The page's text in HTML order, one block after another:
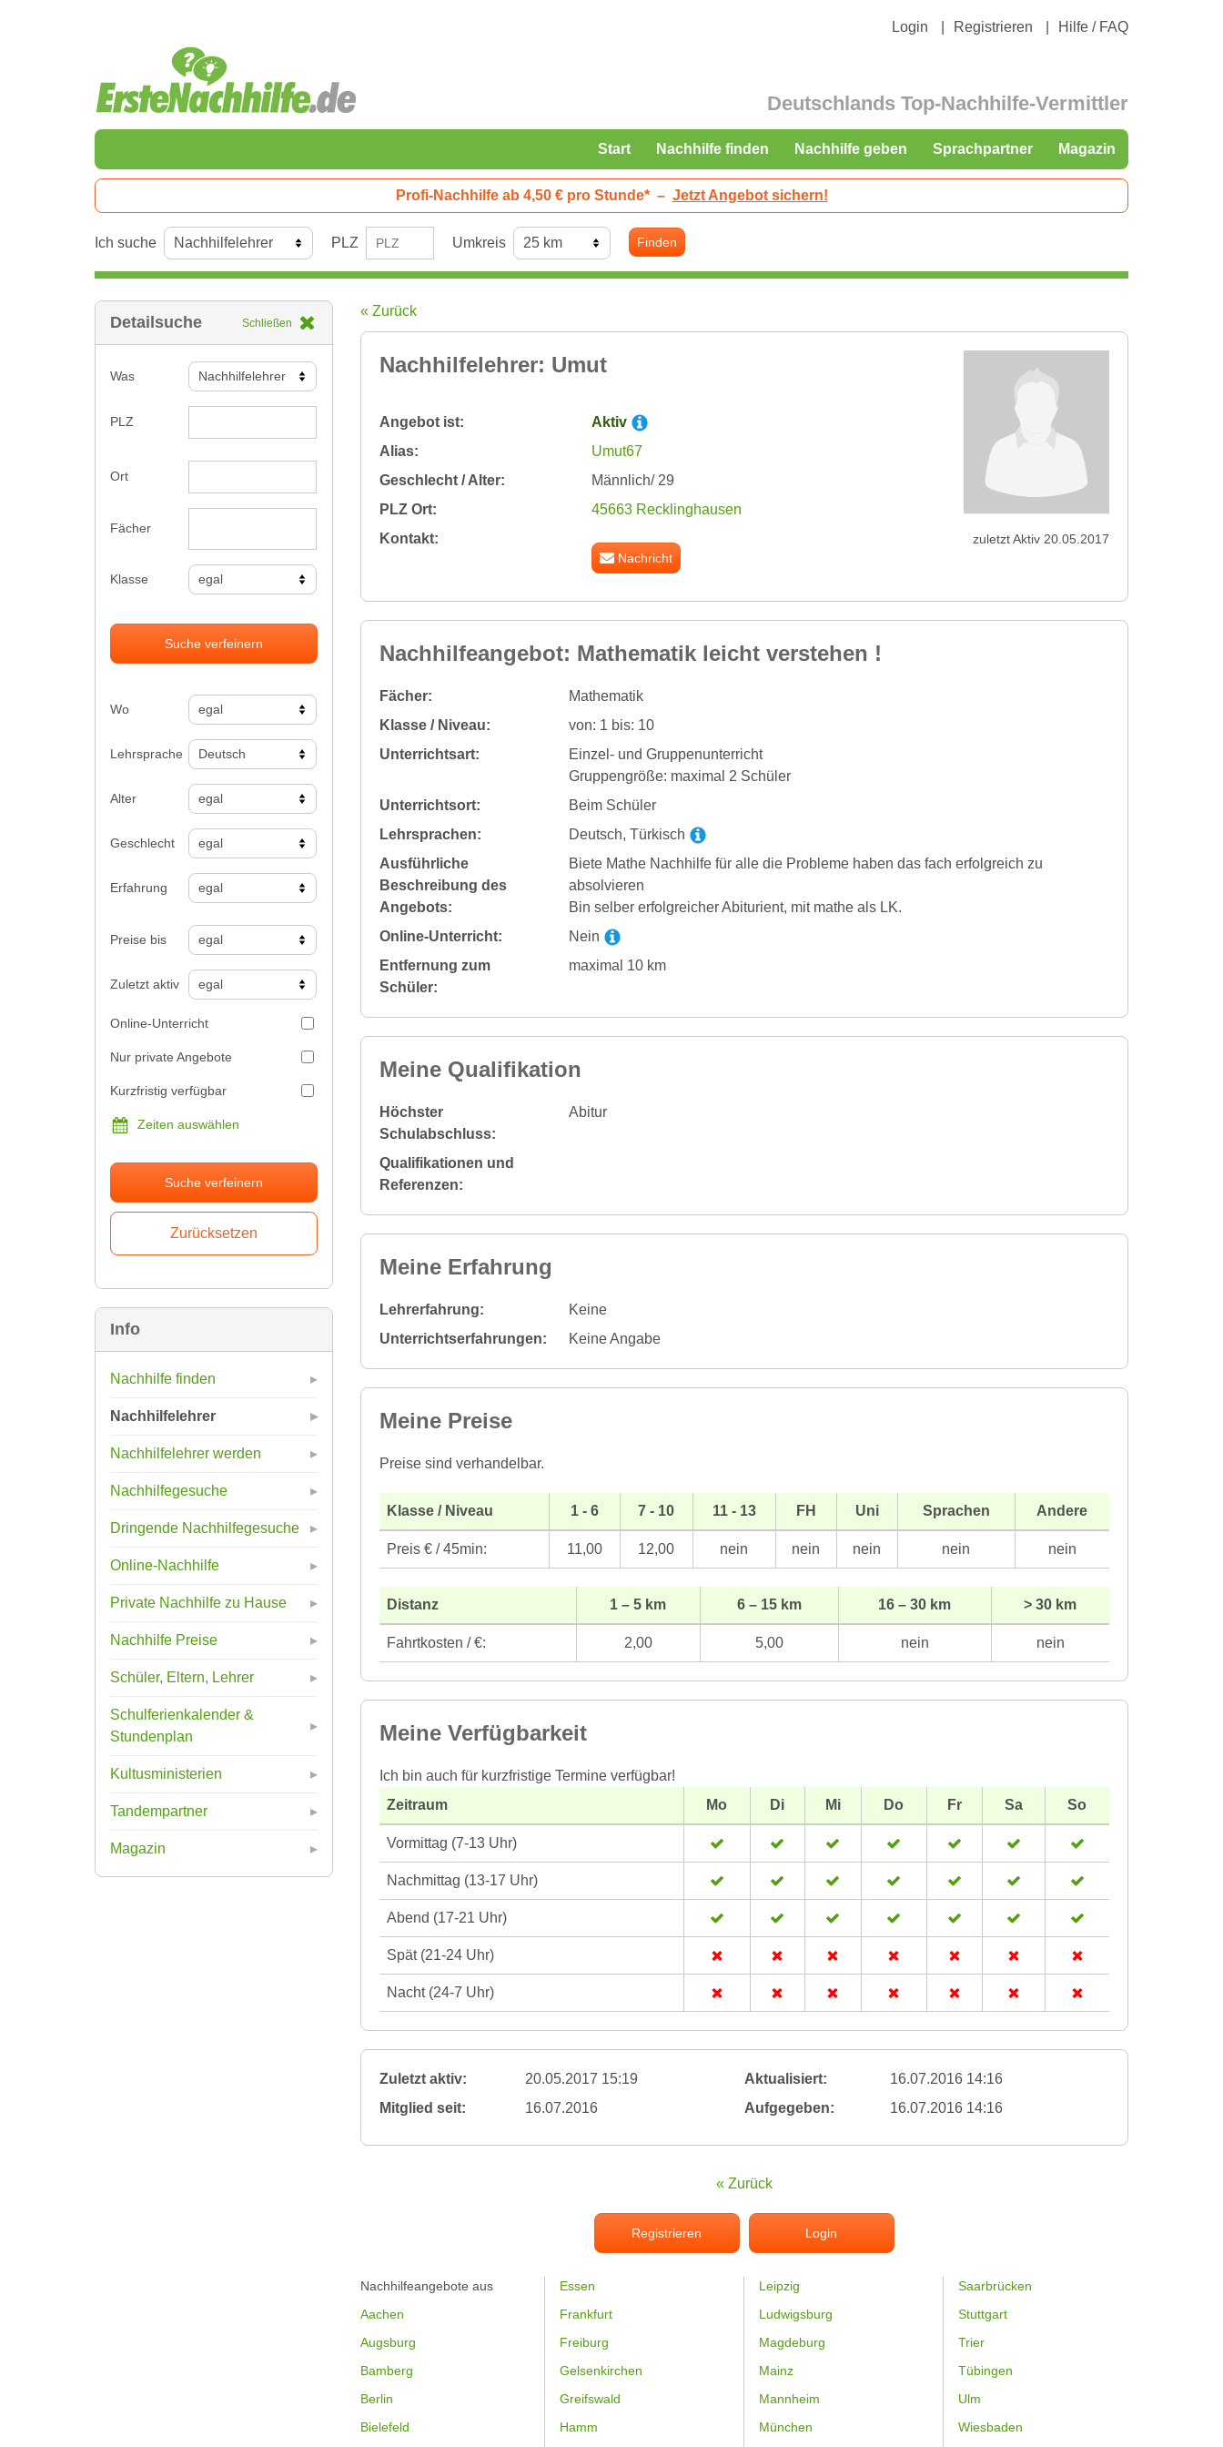
Login Registrieren Hilfe / FAQ
Deutschlands Top-Nachhilfe-Vermittler
Start Nachhilfe finden Nachhilfe geben Sprachpartner Magazin
Profi-Nachhilfe ab 4,50 € pro Stunde* – Jetzt Angebot sichern!
Ich suche PLZ Umkreis Finden
Detailsuche Schließen
Was
PLZ
Ort
Fächer
Klasse
Suche verfeinern
Wo
Lehrsprache
Alter
Geschlecht
Erfahrung
Preise bis
Zuletzt aktiv
Online-Unterricht
Nur private Angebote
Kurzfristig verfügbar
Zeiten auswählen
Suche verfeinern
Info
Nachhilfe finden
Nachhilfelehrer
Nachhilfelehrer werden
Nachhilfegesuche
Dringende Nachhilfegesuche
Online-Nachhilfe
Private Nachhilfe zu Hause
Nachhilfe Preise
Schüler, Eltern, Lehrer
Schulferienkalender &
Stundenplan
Kultusministerien
Tandempartner
Magazin
« Zurück
Nachhilfelehrer: Umut
Angebot ist:
Aktiv
Alias:
Umut67
Geschlecht / Alter:
Männlich/ 29
PLZ Ort:
45663 Recklinghausen
Kontakt:
Nachricht
zuletzt Aktiv 20.05.2017
Nachhilfeangebot: Mathematik leicht verstehen !
Fächer:
Mathematik
Klasse / Niveau:
von: 1 bis: 10
Unterrichtsart:
Einzel- und Gruppenunterricht
Gruppengröße: maximal 2 Schüler
Unterrichtsort:
Beim Schüler
Lehrsprachen:
Deutsch, Türkisch
Ausführliche
Beschreibung des
Angebots:
Biete Mathe Nachhilfe für alle die Probleme haben das fach erfolgreich zu
absolvieren
Bin selber erfolgreicher Abiturient, mit mathe als LK.
Online-Unterricht:
Nein
Entfernung zum
Schüler:
maximal 10 km
Meine Qualifikation
Höchster
Schulabschluss:
Abitur
Qualifikationen und
Referenzen:
Meine Erfahrung
Lehrerfahrung:
Keine
Unterrichtserfahrungen:
Keine Angabe
Meine Preise
Preise sind verhandelbar.
Klasse / Niveau 1 - 6 7 - 10 11 - 13 FH Uni Sprachen Andere
Preis € / 45min: 11,00 12,00 nein nein nein nein nein
Distanz 1 – 5 km 6 – 15 km 16 – 30 km > 30 km
Fahrtkosten / €: 2,00 5,00 nein nein
Meine Verfügbarkeit
Ich bin auch für kurzfristige Termine verfügbar!
Zeitraum
Mo Di Mi Do Fr Sa So
Vormittag (7-13 Uhr)
Nachmittag (13-17 Uhr)
Abend (17-21 Uhr)
Spät (21-24 Uhr)
Nacht (24-7 Uhr)
Zuletzt aktiv: 20.05.2017 15:19 Aktualisiert:
16.07.2016 14:16
Mitglied seit:
16.07.2016 Aufgegeben: 16.07.2016 14:16
« Zurück
Registrieren Login
Nachhilfeangebote aus
Aachen
Augsburg
Bamberg
Berlin
Bielefeld
Essen
Frankfurt
Freiburg
Gelsenkirchen
Greifswald
Hamm
Leipzig
Ludwigsburg
Magdeburg
Mainz
Mannheim
München
Saarbrücken
Stuttgart
Trier
Tübingen
Ulm
Wiesbaden